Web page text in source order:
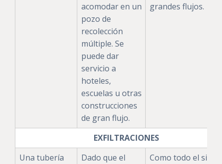
acomodar en un
pozo de
recolección
múltiple. Se
puede dar
servicio a
hoteles,
escuelas u otras
construcciones
de gran flujo.
grandes flujos.
EXFILTRACIONES
Una tubería
Dado que el
Como todo el